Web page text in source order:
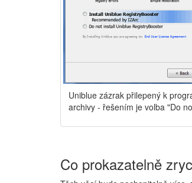
Uniblue zázrak přilepený k
archivy - řešením je volba "Do
Co prokazatelně